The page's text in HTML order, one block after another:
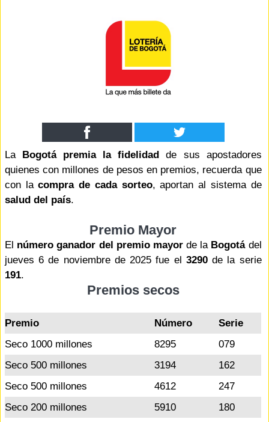
La Bogotá premia la fidelidad de sus apostadores
quienes con millones de pesos en premios, recuerda que
con lacompra de cada sorteo, aportan al sistema de
salud del país.
Premio Mayor
El número ganador del premio mayorde la Bogotádel
jueves 6 de noviembre de 2025 fue el 3290de la serie
191.
Premios secos
Premio Número
Serie
Seco 1000 millones
8295
079
Seco 500 millones
3194
162
Seco 500 millones
4612
247
Seco 200 millones
5910
180